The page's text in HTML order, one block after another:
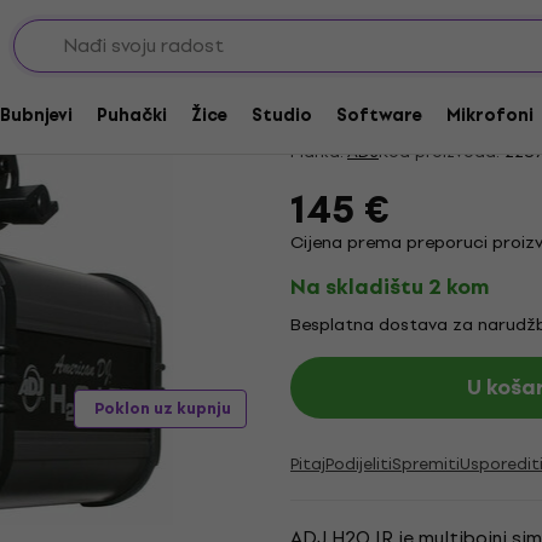
Bubnjevi Puhački Žice Studio Software Mikrofoni
Poklon uz kupnju
ADJ H2O IR
4,8 /5 5 x ocjenjivano
Marka:ADJKod proizvoda:
145 €
Cijena prema preporuci
Na skladištu 2 kom
Besplatna dostava za
U
PitajPodijelitiSpremitiUsporediti